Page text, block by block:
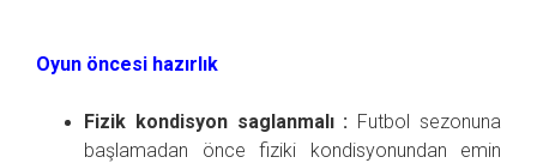
Oyun öncesi hazırlık
Fizik kondisyon saglanmalı : Futbol sezonuna
başlamadan önce fiziki kondisyonundan emin